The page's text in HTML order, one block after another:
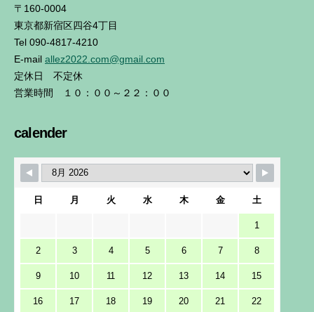
〒160-0004
東京都新宿区四谷4丁目
Tel 090-4817-4210
E-mail allez2022.com@gmail.com
定休日 不定休
営業時間 １０：００～２２：００
calender
日 月 火 水 木 金 土
1
2 3 4 5 6 7 8
9 10 11 12 13 14 15
16 17 18 19 20 21 22